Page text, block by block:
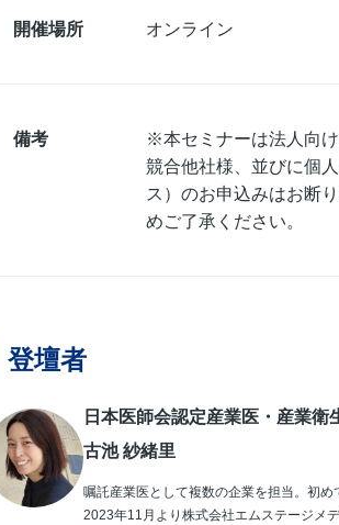
開催場所 オンライン
備考
※本セミナーは法人向け
競合他社様、並びに個
ス）のお申込みはお断
めご了承ください。
登壇者
日本医師会認定産業医・産業衛
古池 紗緒里
嘱託産業医として複数の企業を担当。初め
2023年11月より株式会社エムステージメ